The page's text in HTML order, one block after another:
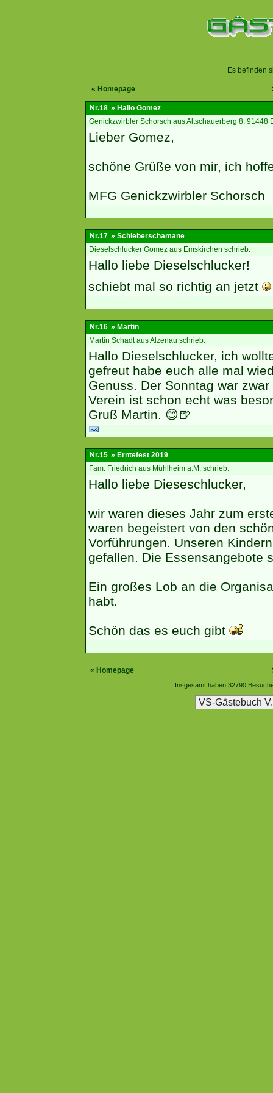
Es befinden
« Homepage
Nr.18 » Hallo Gomez
Genickzwirbler Schorsch aus Altschauerberg 8, 91448
Lieber Gomez,
schöne Grüße von mir, ich
MFG Genickzwirbler Schorsch
Nr.17 » Schieberschamane
Dieselschlucker Gomez aus Emskirchen schrieb:
Hallo liebe Dieselschlucker!
schiebt mal so richtig an jetzt
Nr.16 » Martin
Martin Schadt aus Alzenau schrieb:
Hallo Dieselschlucker, ich
gefreut habe euch alle mal
Genuss. Der Sonntag war
Verein ist schon echt was
Gruß Martin. 😊🍺
Nr.15 » Erntefest 2019
Fam. Friedrich aus Mühlheim a.M. schrieb:
Hallo liebe Dieseschlucker,
wir waren dieses Jahr zum
waren begeistert von den
Vorführungen. Unseren
gefallen. Die Essensangebote
Ein großes Lob an die
habt.
Schön das es euch gibt
« Homepage
Insgesamt haben 32790
VS-Gästebuch